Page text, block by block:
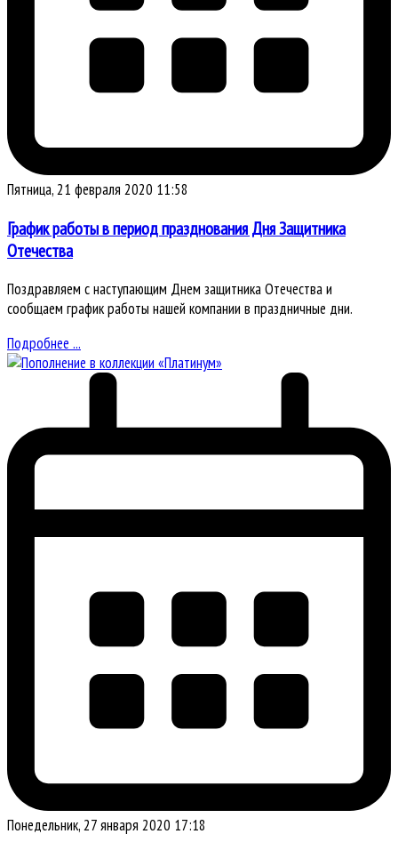
Пятница, 21 февраля 2020 11:58
График работы в период празднования Дня Защитника
Отечества
Поздравляем с наступающим Днем защитника Отечества и
сообщаем график работы нашей компании в праздничные дни.
Подробнее ...
Понедельник, 27 января 2020 17:18